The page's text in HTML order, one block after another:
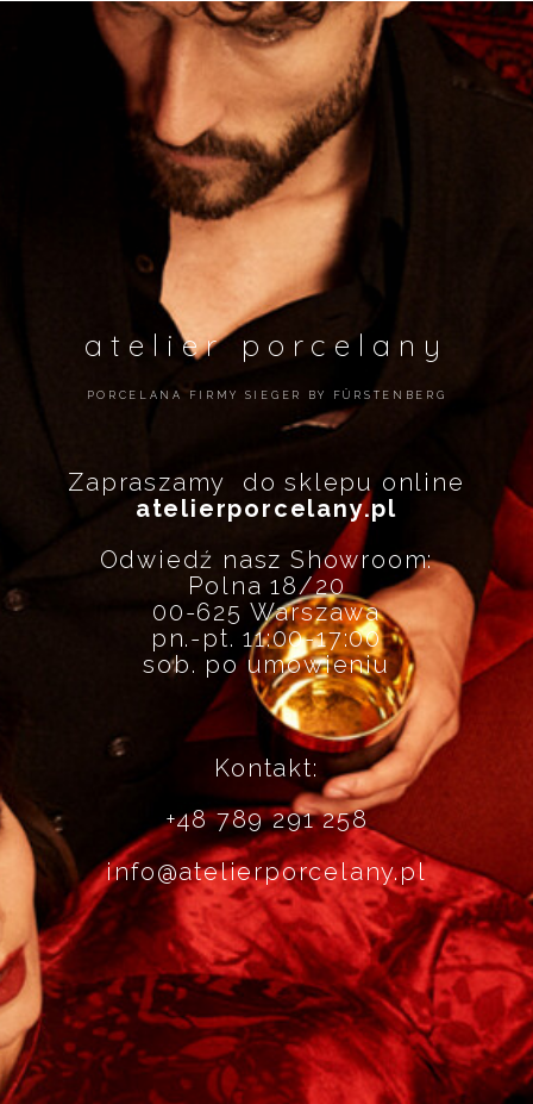
atelier porcelany
PORCELANA FIRMY SIEGER BY FÜRSTENBERG
Zapraszamy do sklepu online
atelierporcelany.pl
Odwiedź nasz Showroom:
Polna 18/20
00-625 Warszawa
pn.-pt. 11:00-17:00
sob. po umówieniu
Kontakt:
+48 789 291 258
info@atelierporcelany.pl